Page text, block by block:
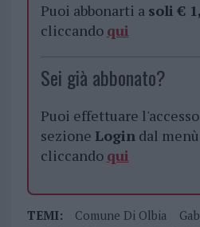
Puoi abbonarti a soli €
cliccando qui
Sei già abbonato?
Puoi effettuare
sezione Logindal
cliccando qui
TEMI: Comune Di Olbia